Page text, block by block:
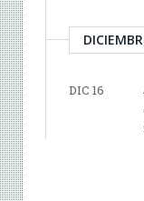
DIC 16